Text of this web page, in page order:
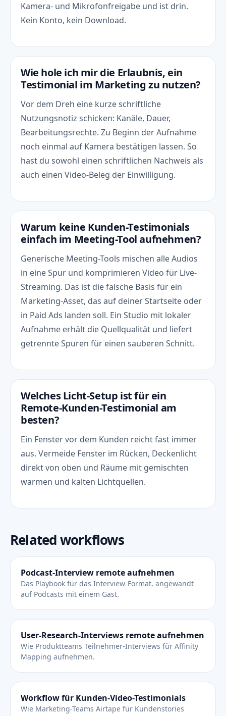
Kamera- und Mikrofonfreigabe und ist drin.
Kein Konto, kein Download.
Wie hole ich mir die Erlaubnis, ein
Testimonial im Marketing zu nutzen?
Vor dem Dreh eine kurze schriftliche
Nutzungsnotiz schicken: Kanäle, Dauer,
Bearbeitungsrechte. Zu Beginn der Aufnahme
noch einmal auf Kamera bestätigen lassen. So
hast du sowohl einen schriftlichen Nachweis als
auch einen Video-Beleg der Einwilligung.
Warum keine Kunden-Testimonials
einfach im Meeting-Tool aufnehmen?
Generische Meeting-Tools mischen alle Audios
in eine Spur und komprimieren Video für Live-
Streaming. Das ist die falsche Basis für ein
Marketing-Asset, das auf deiner Startseite oder
in Paid Ads landen soll. Ein Studio mit lokaler
Aufnahme erhält die Quellqualität und liefert
getrennte Spuren für einen sauberen Schnitt.
Welches Licht-Setup ist für ein
Remote-Kunden-Testimonial am
besten?
Ein Fenster vor dem Kunden reicht fast immer
aus. Vermeide Fenster im Rücken, Deckenlicht
direkt von oben und Räume mit gemischten
warmen und kalten Lichtquellen.
Related workflows
Podcast-Interview remote aufnehmen
Das Playbook für das Interview-Format, angewandt
auf Podcasts mit einem Gast.
User-Research-Interviews remote aufnehmen
Wie Produktteams Teilnehmer-Interviews für Affinity
Mapping aufnehmen.
Workflow für Kunden-Video-Testimonials
Wie Marketing-Teams Airtape für Kundenstories